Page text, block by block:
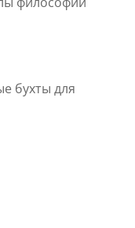
бухты для